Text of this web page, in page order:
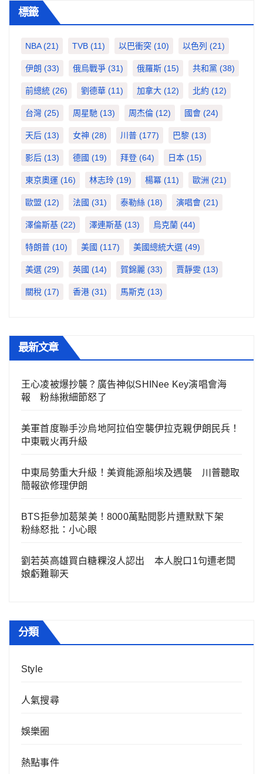
標籤
NBA(21) TVB (11) 以巴衝突 (10) 以色列 (21)
伊朗 (33) 俄烏戰爭 (31) 俄羅斯 (15) 共和黨 (38)
前總統 (26) 劉德華 (11) 加拿大 (12) 北約 (12)
台灣 (25) 周星馳 (13) 周杰倫 (12) 國會 (24)
天后 (13) 女神 (28) 川普 (177) 巴黎 (13)
影后 (13) 德國 (19) 拜登 (64) 日本 (15)
東京奧運 (16) 林志玲 (19) 楊冪 (11) 歐洲 (21)
歐盟 (12) 法國 (31) 泰勒絲 (18) 演唱會 (21)
澤倫斯基 (22) 澤連斯基 (13) 烏克蘭 (44)
特朗普 (10) 美國 (117) 美國總統大選 (49)
美選 (29) 英國 (14) 賀錦麗 (33) 賈靜雯 (13)
關稅 (17) 香港 (31) 馬斯克 (13)
最新文章
王心凌被爆抄襲？廣告神似SHINee Key演唱會海
報 粉絲揪細節怒了
美軍首度聯手沙烏地阿拉伯空襲伊拉克親伊朗民兵！
中東戰火再升級
中東局勢重大升級！美資能源船埃及遇襲 川普聽取
簡報欲修理伊朗
BTS拒參加葛萊美！8000萬點閱影片遭默默下架
粉絲怒批：小心眼
劉若英高雄買白糖粿沒人認出 本人脫口1句遭老闆
娘虧難聊天
分類
Style
人氣搜尋
娛樂圈
熱點事件